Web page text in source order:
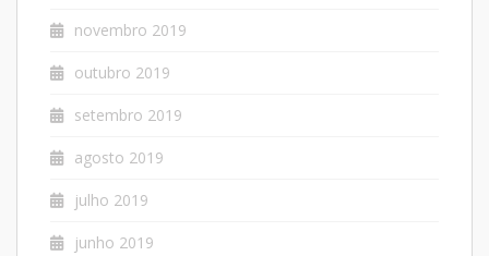
novembro 2019
outubro 2019
setembro 2019
agosto 2019
julho 2019
junho 2019